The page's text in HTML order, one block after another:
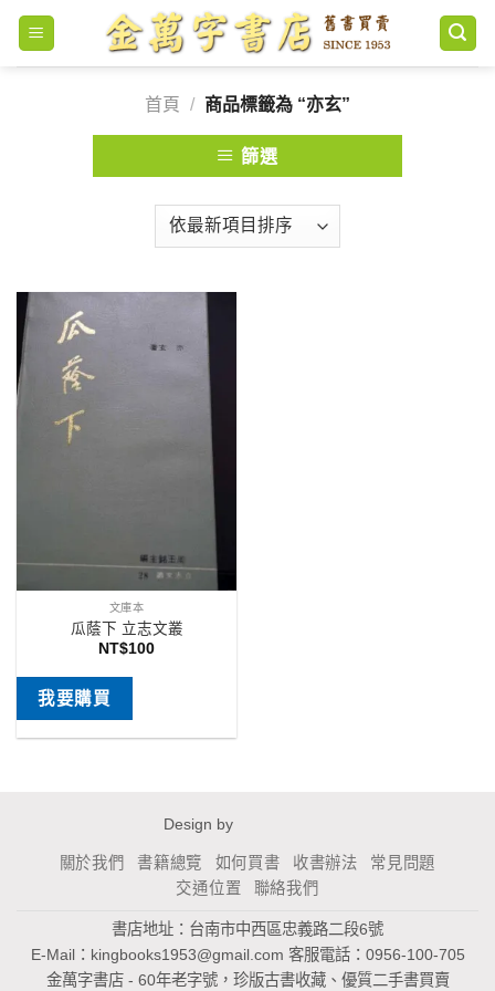
Skip
content
首頁
/ 商品標籤為 “亦玄”
篩選
文庫本
瓜蔭下 立志文叢
NT$100
我要購買
Design by
關於我們 書籍總覽 如何買書 收書辦法
常見問題
交通位置
聯絡我們
書店地址：台南市中西區忠義路二段6號
E-Mail： kingbooks1953@gmail.com 客服電話：0956-100-705
金萬字書店 - 60年老字號，珍版古書收藏、優質二手書買賣